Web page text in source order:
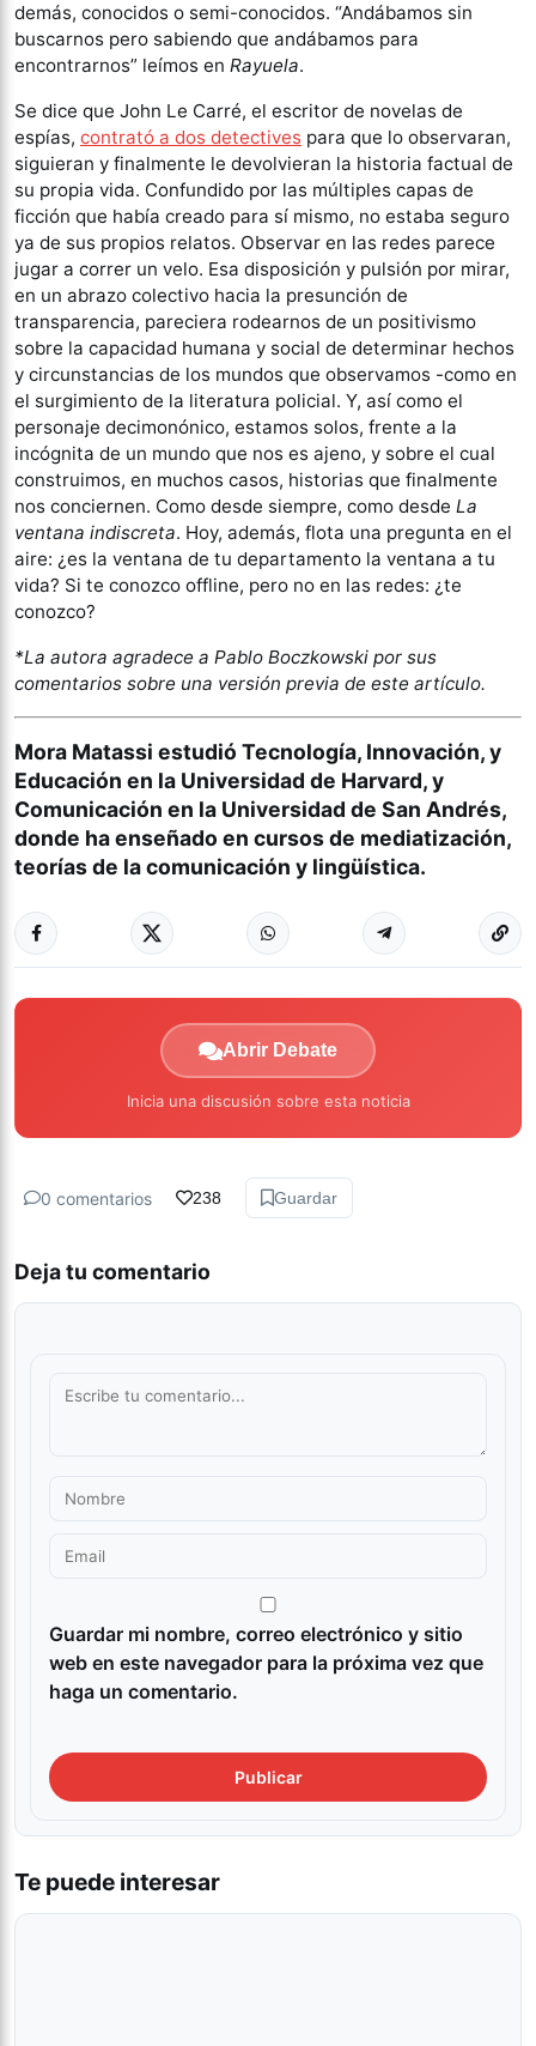
demás, conocidos o semi-conocidos. “Andábamos sin
buscarnos pero sabiendo que andábamos para
encontrarnos” leímos en Rayuela.
Se dice que John Le Carré, el escritor de novelas de
espías, contrató a dos detectives para que lo observaran,
siguieran y finalmente le devolvieran la historia factual de
su propia vida. Confundido por las múltiples capas de
ficción que había creado para sí mismo, no estaba seguro
ya de sus propios relatos. Observar en las redes parece
jugar a correr un velo. Esa disposición y pulsión por mirar,
en un abrazo colectivo hacia la presunción de
transparencia, pareciera rodearnos de un positivismo
sobre la capacidad humana y social de determinar hechos
y circunstancias de los mundos que observamos -como en
el surgimiento de la literatura policial. Y, así como el
personaje decimonónico, estamos solos, frente a la
incógnita de un mundo que nos es ajeno, y sobre el cual
construimos, en muchos casos, historias que finalmente
nos conciernen. Como desde siempre, como desde La
ventana indiscreta. Hoy, además, flota una pregunta en el
aire: ¿es la ventana de tu departamento la ventana a tu
vida? Si te conozco offline, pero no en las redes: ¿te
conozco?
*La autora agradece a Pablo Boczkowski por sus
comentarios sobre una versión previa de este artículo.
Mora Matassi estudió Tecnología, Innovación, y
Educación en la Universidad de Harvard, y
Comunicación en la Universidad de San Andrés,
donde ha enseñado en cursos de mediatización,
teorías de la comunicación y lingüística.
Abrir Debate
Inicia una discusión sobre esta noticia
0 comentarios 238 Guardar
Deja tu comentario
Guardar mi nombre, correo electrónico y sitio
web en este navegador para la próxima vez que
haga un comentario.
Te puede interesar